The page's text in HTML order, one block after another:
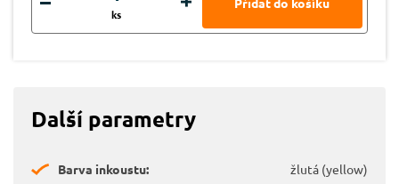
ks
Další parametry
Barva inkoustu: žlutá (yellow)